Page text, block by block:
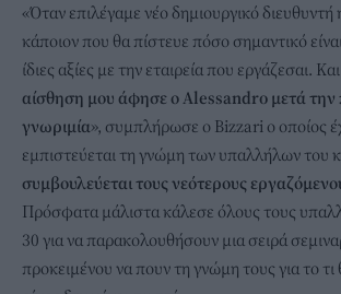
«Όταν επιλέγαμε νέο δημιουργικό
κάποιον που θα πίστευε πόσο σημαντικό
ίδιες αξίες με την εταιρεία που εργάζεσαι. Και
αίσθηση μου άφησε ο Alessandro μετά
γνωριμία», συμπλήρωσε ο Bizzari ο οποίος
εμπιστεύεται τη γνώμη των υπαλλήλων του
συμβουλεύεται τους νεότερους
Πρόσφατα μάλιστα κάλεσε όλους τους
30 για να παρακολουθήσουν μια σειρά
προκειμένου να πουν τη γνώμη τους για το